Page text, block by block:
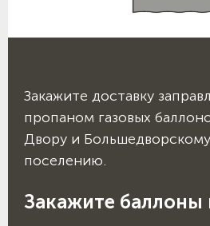
Закажите доставку
пропаном газовых
Двору и
поселению.
Закажите баллоны